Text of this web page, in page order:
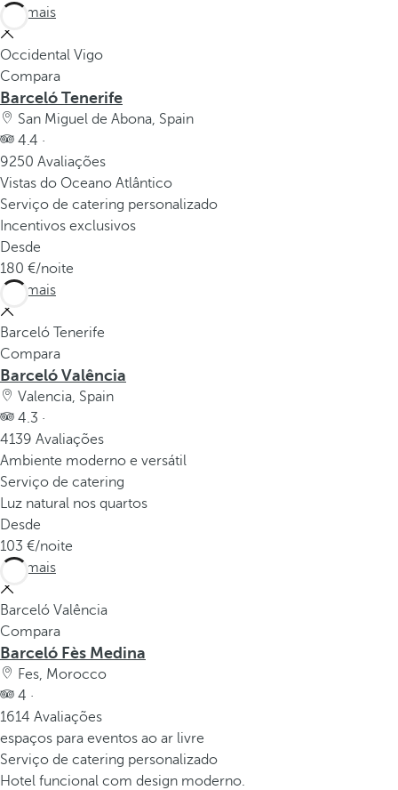
Ver mais
Occidental Vigo
Compara
Barceló Tenerife
San Miguel de Abona, Spain
4.4 ·
9250 Avaliações
Vistas do Oceano Atlântico
Serviço de catering personalizado
Incentivos exclusivos
Desde
180
/noite
Ver mais
Barceló Tenerife
Compara
Barceló Valência
Valencia, Spain
4.3 ·
4139 Avaliações
Ambiente moderno e versátil
Serviço de catering
Luz natural nos quartos
Desde
103
/noite
Ver mais
Barceló Valência
Compara
Barceló Fès Medina
Fes, Morocco
4 ·
1614 Avaliações
espaços para eventos ao ar livre
Serviço de catering personalizado
Hotel funcional com design moderno.